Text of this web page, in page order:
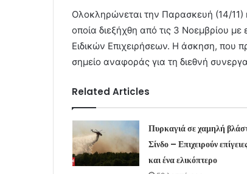
Ολοκληρώνεται την Παρασκευή (14/
οποία διεξήχθη από τις 3 Νοεμβρίου
Ειδικών Επιχειρήσεων. Η άσκηση, που
σημείο αναφοράς για τη διεθνή
Related Articles
Πυρκαγιά σε χαμηλή
Σίνδο – Επιχειρούν
και ένα ελικόπτερο